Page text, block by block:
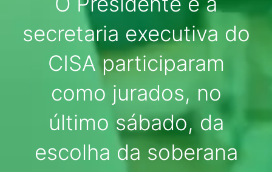
secretaria executiva do
CISA participaram
como jurados, no
último sábado, da
escolha da soberana